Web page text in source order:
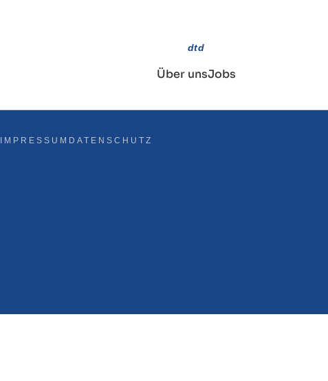
dtd
Über unsJobs
IMPRESSUM DATENSCHUTZ